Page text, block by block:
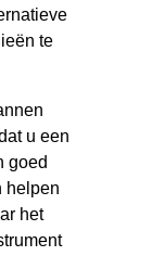
te
u een
goed
helpen
het